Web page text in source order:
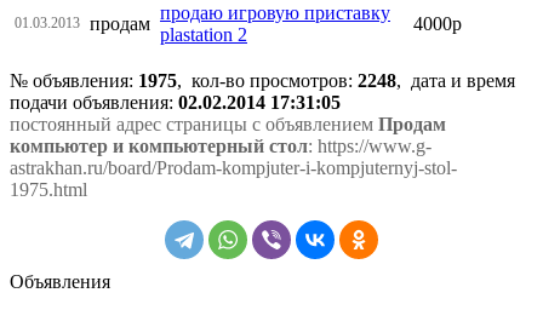
01.03.2013 продам
продаю игровую приставку
plastation 2
4000р
№ объявления: 1975, кол-во просмотров: 2248, дата и время
подачи объявления: 02.02.2014 17:31:05
постоянный адрес страницы с объявлением Продам
компьютер и компьютерный стол: https://www.g-
astrakhan.ru/board/Prodam-kompjuter-i-kompjuternyj-stol-
1975.html
Объявления